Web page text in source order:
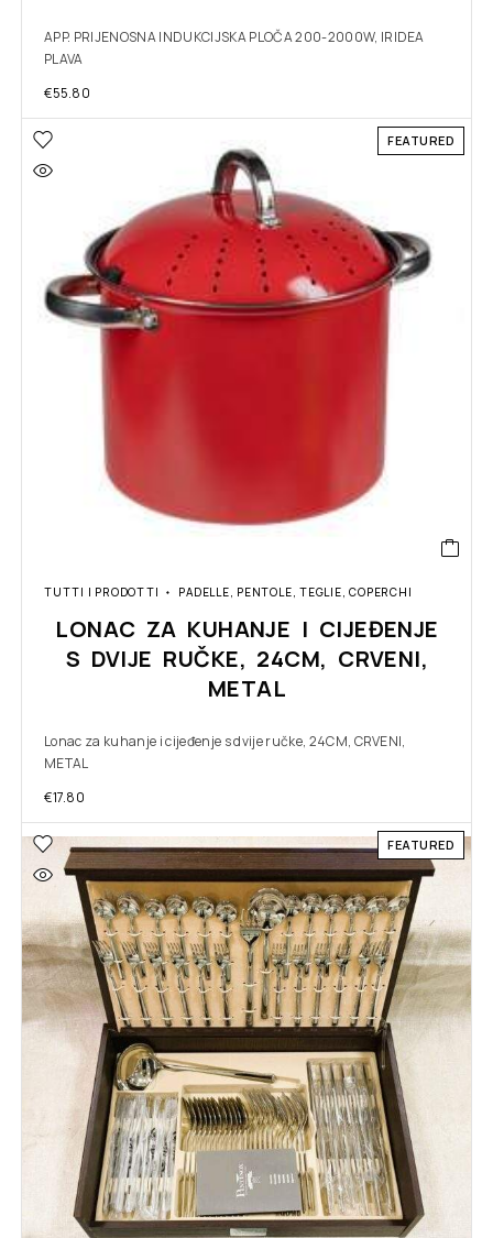
APP. PRIJENOSNA INDUKCIJSKA PLOČA 200-2000W, IRIDEA
PLAVA
€55.80
FEATURED
TUTTI I PRODOTTI PADELLE, PENTOLE, TEGLIE, COPERCHI
LONAC ZA KUHANJE I CIJEĐENJE
S DVIJE RUČKE, 24CM, CRVENI,
METAL
Lonac za kuhanje i cijeđenje s dvije ručke, 24CM, CRVENI,
METAL
€17.80
FEATURED